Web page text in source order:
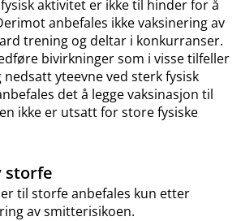
aktivitet er ikke til hinder for å
anbefales ikke vaksinering av
trening og deltar i konkurranser.
bivirkninger som i visse tilfeller
yteevne ved sterk fysisk
det å legge vaksinasjon til
ikke er utsatt for store fysiske
storfe
til storfe anbefales kun etter
av smitterisikoen.